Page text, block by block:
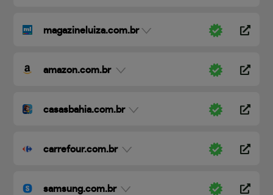
magazineluiza.com.br
amazon.com.br
casasbahia.com.br
carrefour.com.br
samsung.com.br